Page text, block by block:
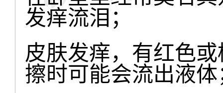
发痒流泪；
皮肤发痒，有红色
擦时可能会流出液体